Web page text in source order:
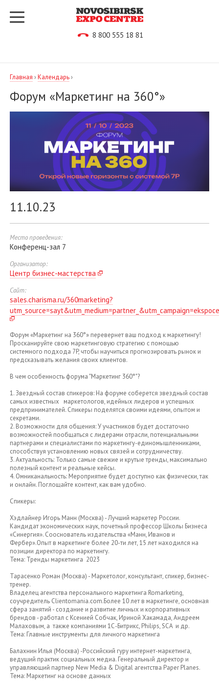
8 800 555 18 81
Главная ›Календарь›
Форум «Маркетинг на 360°»
11.10.23
Место проведения:
Конференц-зал 7
Организатор:
Центр бизнес-мастерства
Сайт:
sales.charisma.ru/360marketing?
Форум «Маркетинг на 360°» перевернет ваш подход к маркетингу!
Просканируйте свою маркетинговую стратегию с помощью
системного подхода 7P, чтобы научиться прогнозировать рынок и
предсказывать желания своих клиентов.
В чем особенность форума "Маркетинг 360°"?
1. Звездный состав спикеров: На форуме соберется звездный состав
самых известных маркетологов, идейных лидеров и успешных
предпринимателей. Спикеры поделятся своими идеями, опытом и
секретами.
2. Возможности для общения: У участников будет достаточно
возможностей пообщаться с лидерами отрасли, потенциальными
партнерами и специалистами по маркетингу-единомышленниками,
способствуя установлению новых связей и сотрудничеству.
3. Актуальность: Только самые свежие и крутые тренды, максимально
полезный контент и реальные кейсы.
4. Омниканальность: Мероприятие будет доступно как физически, так
и онлайн. Поглощайте контент, как вам удобно.
Спикеры:
Хэдлайнер Игорь Манн (Москва) - Лучший маркетер России.
Кандидат экономических наук, почетный профессор Школы Бизнеса
«Синергия». Сооснователь издательства «Манн, Иванов и
Фербер».Опыт в маркетинге более 20-ти лет, 15 лет находился на
позиции директора по маркетингу.
Тема: Тренды маркетинга 2023
Тарасенко Роман (Москва) - Маркетолог, консультант, спикер, бизнес-
тренер.
Владелец агентства персонального маркетинга Romarketing,
соучредитель Clientomania.com.Более 10 лет в маркетинге, основная
сфера занятий - создание и развитие личных и корпоративных
брендов - работал с Ксенией Собчак, Ириной Хакамада, Андреем
Малаховым, а также компаниями 1С-Битрикс, Philips, SCA и др.
Тема: Главные инструменты для личного маркетинга
Балахнин Илья (Москва) -Российский гуру интернет-маркетинга,
ведущий практик социальных медиа. Генеральный директор и
управляющий партнер New Media & Digital агентства Paper Planes.
Тема: Маркетинг на основе данных